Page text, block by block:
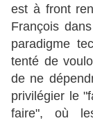
est à front
François
paradigme
tenté de
de ne
privilégier le
faire", où